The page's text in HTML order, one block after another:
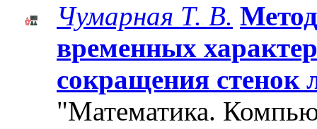
Чумарная Т. В.
временных
сокращения стенок
"Математика.